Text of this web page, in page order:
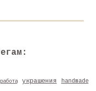
украшения handmade